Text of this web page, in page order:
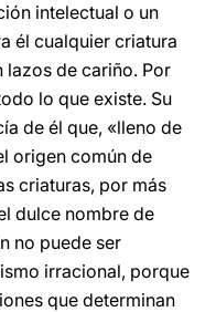
intelectual o un
él cualquier criatura
lazos de cariño. Por
lo que existe. Su
de él que, «lleno de
origen común de
criaturas, por más
dulce nombre de
no puede ser
irracional, porque
que determinan